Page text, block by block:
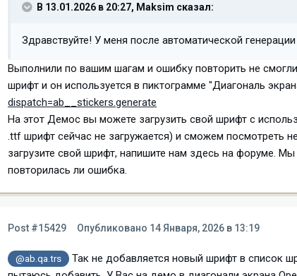
В 13.01.2026 в 20:27, Maksim сказал:
Здравствуйте! У меня после автоматической
Выполнили по вашим шагам и ошибку повторить не
шрифт и он используется в пиктограмме "Диагональ
dispatch=ab__stickers.generate
На этот Демос вы можете загрузить свой шрифт с
.ttf шрифт сейчас не загружается) и сможем посмотреть
загрузите свой шрифт, напишите нам здесь на форуме.
повторилась ли ошибка.
Post #15429 Опубликовано 14 Января, 2026 в 13:19
@ab.qa.trs
Так не добавляется новый шрифт в список